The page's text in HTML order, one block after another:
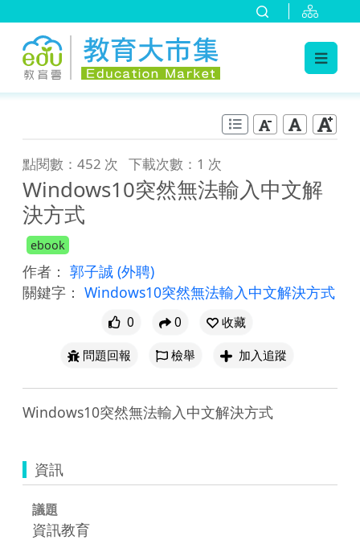
點閱數：452 次 下載次數：1 次
Windows10突然無法輸入中文解
決方式
ebook
作者： 郭子誠 (外聘)
關鍵字： Windows10突然無法輸入中文解決方式
0 0
收藏
問題回報
檢舉 加入追蹤
資訊
議題
資訊教育